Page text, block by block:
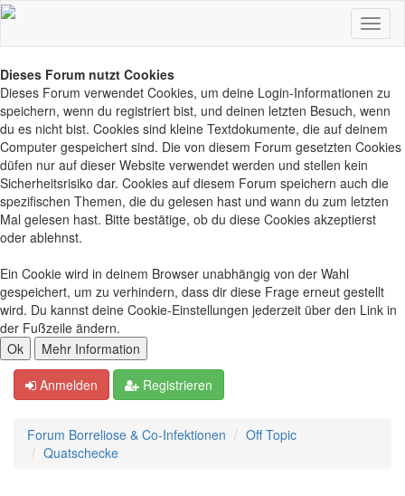
Dieses Forum nutzt Cookies
Dieses Forum verwendet Cookies, um deine Login-Informationen zu
speichern, wenn du registriert bist, und deinen letzten Besuch, wenn
du es nicht bist. Cookies sind kleine Textdokumente, die auf deinem
Computer gespeichert sind. Die von diesem Forum gesetzten Cookies
düfen nur auf dieser Website verwendet werden und stellen kein
Sicherheitsrisiko dar. Cookies auf diesem Forum speichern auch die
spezifischen Themen, die du gelesen hast und wann du zum letzten
Mal gelesen hast. Bitte bestätige, ob du diese Cookies akzeptierst
oder ablehnst.
Ein Cookie wird in deinem Browser unabhängig von der Wahl
gespeichert, um zu verhindern, dass dir diese Frage erneut gestellt
wird. Du kannst deine Cookie-Einstellungen jederzeit über den Link in
der Fußzeile ändern.
Anmelden Registrieren
Forum Borreliose & Co-Infektionen
Off Topic
Quatschecke